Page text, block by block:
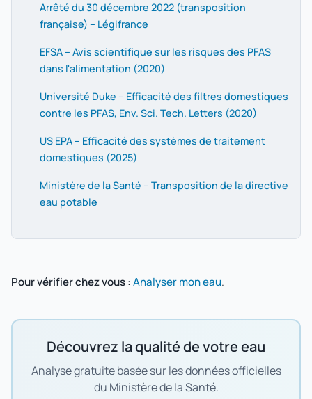
Arrêté du 30 décembre 2022 (transposition
française) – Légifrance
EFSA – Avis scientifique sur les risques des PFAS
dans l'alimentation (2020)
Université Duke – Efficacité des filtres domestiques
contre les PFAS, Env. Sci. Tech. Letters (2020)
US EPA – Efficacité des systèmes de traitement
domestiques (2025)
Ministère de la Santé – Transposition de la directive
eau potable
Pour vérifier chez vous :Analyser mon eau.
Découvrez la qualité de votre eau
Analyse gratuite basée sur les données officielles
du Ministère de la Santé.